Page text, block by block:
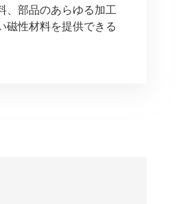
、部品のあらゆる加工
磁性材料を提供できる